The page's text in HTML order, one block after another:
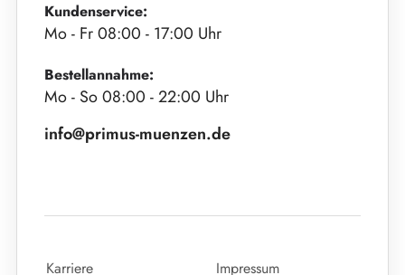
Kundenservice:
Mo - Fr 08:00 - 17:00 Uhr
Bestellannahme:
Mo - So 08:00 - 22:00 Uhr
info@primus-muenzen.de
Karriere
Impressum